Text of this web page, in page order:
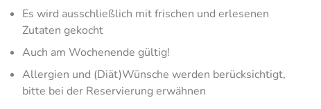
Es wird ausschließlich mit frischen und erlesenen
Zutaten gekocht
Auch am Wochenende gültig!
Allergien und (Diät)Wünsche werden berücksichtigt,
bitte bei der Reservierung erwähnen